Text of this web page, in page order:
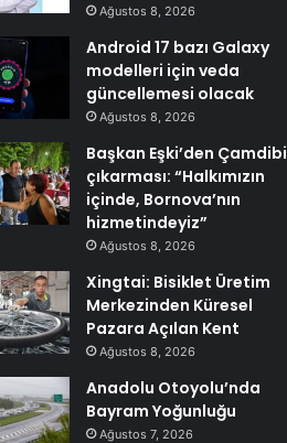
Ağustos 8, 2026
Android 17 bazı Galaxy
modelleri için veda
güncellemesi olacak
Ağustos 8, 2026
Başkan Eşki’den Çamdibi
çıkarması: “Halkımızın
içinde, Bornova’nın
hizmetindeyiz”
Ağustos 8, 2026
Xingtai: Bisiklet Üretim
Merkezinden Küresel
Pazara Açılan Kent
Ağustos 8, 2026
Anadolu Otoyolu’nda
Bayram Yoğunluğu
Ağustos 7, 2026